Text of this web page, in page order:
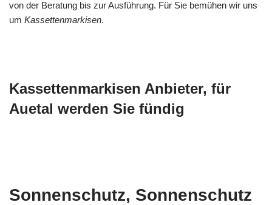
von der Beratung bis zur Ausführung. Für Sie bemühen wir uns
um Kassettenmarkisen.
Kassettenmarkisen Anbieter, für
Auetal werden Sie fündig
Sonnenschutz, Sonnenschutz